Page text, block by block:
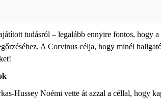
tudásról – legalább ennyire fontos, hogy
A Corvinus célja, hogy minél
Hussey Noémi vette át azzal a céllal, hogy